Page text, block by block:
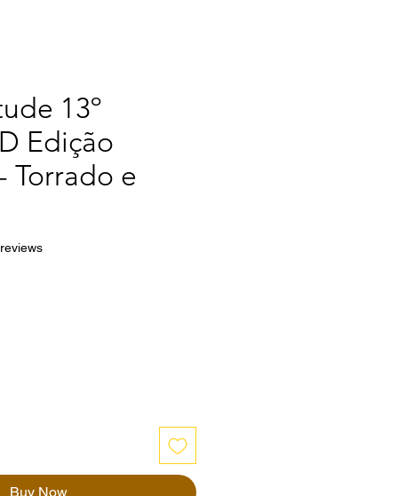
13º
Edição
Torrado e
stars based on 3 reviews
Buy Now